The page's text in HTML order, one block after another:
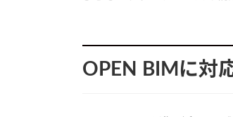
OPEN BIMに対